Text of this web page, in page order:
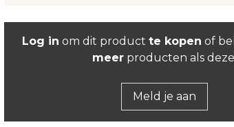
Log in om dit productte kopen of
meerproducten als
Meld je aan